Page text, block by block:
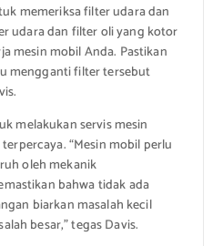
memeriksa filter udara dan
udara dan filter oli yang kotor
mesin mobil Anda. Pastikan
mengganti filter tersebut
melakukan servis mesin
“Mesin mobil perlu
oleh mekanik
bahwa tidak ada
biarkan masalah kecil
besar,” tegas Davis.